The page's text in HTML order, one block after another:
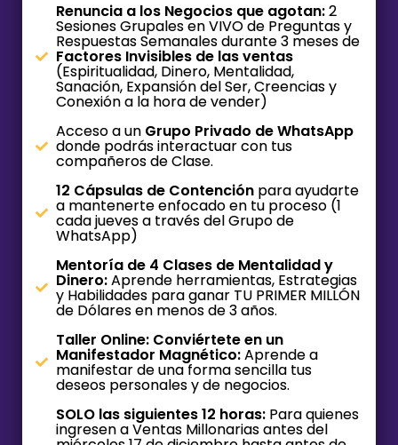
Renuncia a los Negocios que agotan:2
Sesiones Grupales en VIVO de Preguntas y
Respuestas Semanales durante 3 meses de
Factores Invisibles de las ventas
(Espiritualidad, Dinero, Mentalidad,
Sanación, Expansión del Ser, Creencias y
Conexión a la hora de vender)
Acceso a un Grupo Privado de WhatsApp
donde podrás interactuar con tus
compañeros de Clase.
12 Cápsulas de Contenciónpara ayudarte
a mantenerte enfocado en tu proceso (1
cada jueves a través del Grupo de
WhatsApp)
Mentoría de 4 Clases de Mentalidad y
Dinero:Aprende herramientas, Estrategias
y Habilidades para ganar TU PRIMER MILLÓN
de Dólares en menos de 3 años.
Taller Online: Conviértete en un
Manifestador Magnético:Aprende a
manifestar de una forma sencilla tus
deseos personales y de negocios.
SOLO las siguientes 12 horas:Para quienes
ingresen a Ventas Millonarias antes del